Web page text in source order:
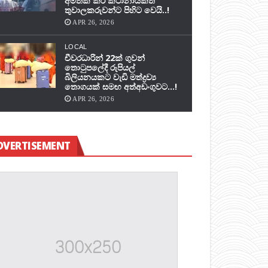
තුවාලකරුවන්ට පිහිට වෙයි..!
APR 26, 2026
LOCAL
චීවරධාරින් 22ක් ගුවන්
තොටුපලේදී රුපියල්
බිලියනයකට වැඩි මත්ද්‍රව්‍ය
තොගයක් සමඟ අත්අඩංගුවට…!
APR 26, 2026